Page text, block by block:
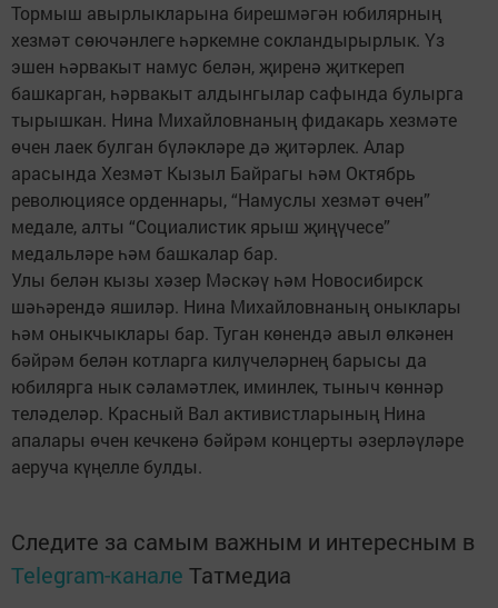
Тормыш авырлыкларына бирешмәгән юбилярның
хезмәт сөючәнлеге һәркемне сокландырырлык. Үз
эшен һәрвакыт намус белән, җиренә җиткереп
башкарган, һәрвакыт алдынгылар сафында булырга
тырышкан. Нина Михайловнаның фидакарь хезмәте
өчен лаек булган бүләкләре дә җитәрлек. Алар
арасында Хезмәт Кызыл Байрагы һәм Октябрь
революциясе орденнары, “Намуслы хезмәт өчен”
медале, алты “Социалистик ярыш җиңүчесе”
медальләре һәм башкалар бар.
Улы белән кызы хәзер Мәскәү һәм Новосибирск
шәһәрендә яшиләр. Нина Михайловнаның оныклары
һәм оныкчыклары бар. Туган көнендә авыл өлкәнен
бәйрәм белән котларга килүчеләрнең барысы да
юбилярга нык сәламәтлек, иминлек, тыныч көннәр
теләделәр. Красный Вал активистларының Нина
апалары өчен кечкенә бәйрәм концерты әзерләүләре
аеруча күңелле булды.
Следите за самым важным и интересным в
Telegram-канале Татмедиа